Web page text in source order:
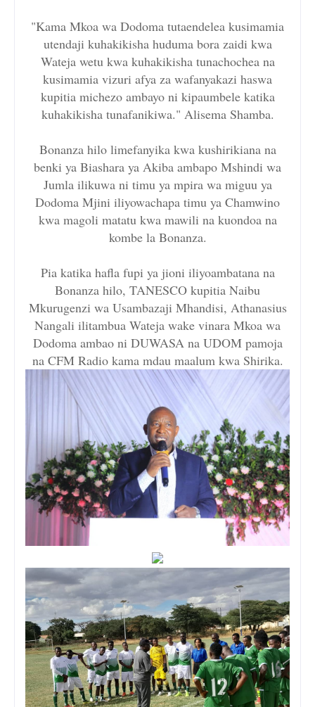
"Kama Mkoa wa Dodoma tutaendelea kusimamia
utendaji kuhakikisha huduma bora zaidi kwa
Wateja wetu kwa kuhakikisha tunachochea na
kusimamia vizuri afya za wafanyakazi haswa
kupitia michezo ambayo ni kipaumbele katika
kuhakikisha tunafanikiwa." Alisema Shamba.
Bonanza hilo limefanyika kwa kushirikiana na
benki ya Biashara ya Akiba ambapo Mshindi wa
Jumla ilikuwa ni timu ya mpira wa miguu ya
Dodoma Mjini iliyowachapa timu ya Chamwino
kwa magoli matatu kwa mawili na kuondoa na
kombe la Bonanza.
Pia katika hafla fupi ya jioni iliyoambatana na
Bonanza hilo, TANESCO kupitia Naibu
Mkurugenzi wa Usambazaji Mhandisi, Athanasius
Nangali ilitambua Wateja wake vinara Mkoa wa
Dodoma ambao ni DUWASA na UDOM pamoja
na CFM Radio kama mdau maalum kwa Shirika.